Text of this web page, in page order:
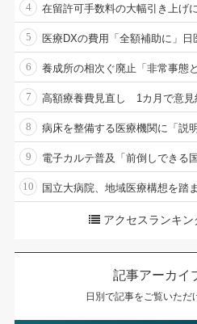
4 在留許可手数料の大幅引き上げ
5 医療DXの費用「全額補助に」日
6 養成所の相次ぐ廃止「非常事態
7 高額療養費見直し 1カ月で意見
8 病床を整備する医療機関に「説
9 電子カルテ普及「前倒しできる
10 国立大病院、地域医療構想を踏
アクセスランキン
記事アーカイ
日別で記事をご覧いただ